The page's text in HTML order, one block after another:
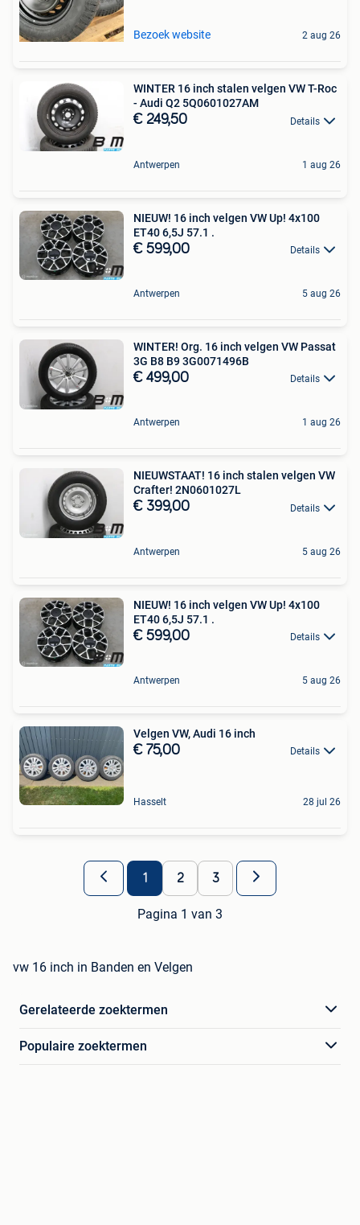
Bezoek website 2 aug 26
WINTER 16 inch stalen velgen VW T-Roc
- Audi Q2 5Q0601027AM
€ 249,50 Details
Antwerpen 1 aug 26
NIEUW! 16 inch velgen VW Up! 4x100
ET40 6,5J 57.1 .
€ 599,00 Details
Antwerpen 5 aug 26
WINTER! Org. 16 inch velgen VW Passat
3G B8 B9 3G0071496B
€ 499,00 Details
Antwerpen 1 aug 26
NIEUWSTAAT! 16 inch stalen velgen VW
Crafter! 2N0601027L
€ 399,00 Details
Antwerpen 5 aug 26
NIEUW! 16 inch velgen VW Up! 4x100
ET40 6,5J 57.1 .
€ 599,00 Details
Antwerpen 5 aug 26
Velgen VW, Audi 16 inch
€ 75,00 Details
Hasselt 28 jul 26
1 2 3
Pagina 1 van 3
vw 16 inch in Banden en Velgen
Gerelateerde zoektermen
Populaire zoektermen